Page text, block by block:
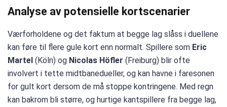
Analyse av potensielle kortscenarier
Værforholdene og det faktum at begge lag slåss i duellene
kan føre til flere gule kort enn normalt. Spillere som Eric
Martel (Köln) og Nicolas Höfler (Freiburg) blir ofte
involvert i tette midtbanedueller, og kan havne i faresonen
for gult kort dersom de må stoppe kontringene. Med regn
kan bakrom bli større, og hurtige kantspillere fra begge lag,